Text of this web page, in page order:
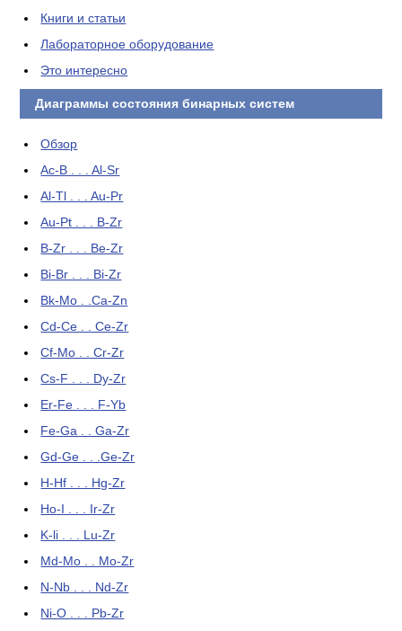
Книги и статьи
Лабораторное оборудование
Это интересно
Диаграммы состояния бинарных систем
Обзор
Ac-B . . . Al-Sr
Al-Tl . . . Au-Pr
Au-Pt . . . B-Zr
B-Zr . . . Be-Zr
Bi-Br . . . Bi-Zr
Bk-Mo . .Ca-Zn
Cd-Ce . . Ce-Zr
Cf-Mo . . Cr-Zr
Cs-F . . . Dy-Zr
Er-Fe . . . F-Yb
Fe-Ga . . Ga-Zr
Gd-Ge . . .Ge-Zr
H-Hf . . . Hg-Zr
Ho-I . . . Ir-Zr
K-li . . . Lu-Zr
Md-Mo . . Mo-Zr
N-Nb . . . Nd-Zr
Ni-O . . . Pb-Zr